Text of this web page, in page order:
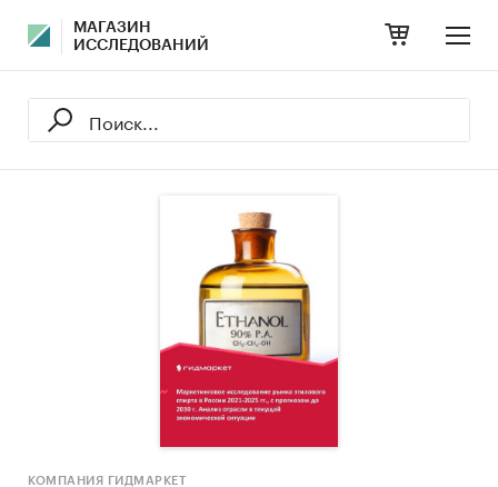
МАГАЗИН
ИССЛЕДОВАНИЙ
КОМПАНИЯ ГИДМАРКЕТ